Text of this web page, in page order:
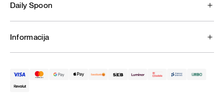
Daily Spoon
Informacija